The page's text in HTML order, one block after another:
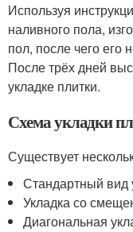
Используя
наливного пола,
пол, после чего его
После трёх дней
укладке плитки.
Схема укладки
Существует
Стандартный вид
Укладка со
Диагональная